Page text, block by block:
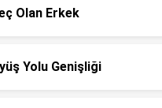
Olan Erkek
Yolu Genişliği